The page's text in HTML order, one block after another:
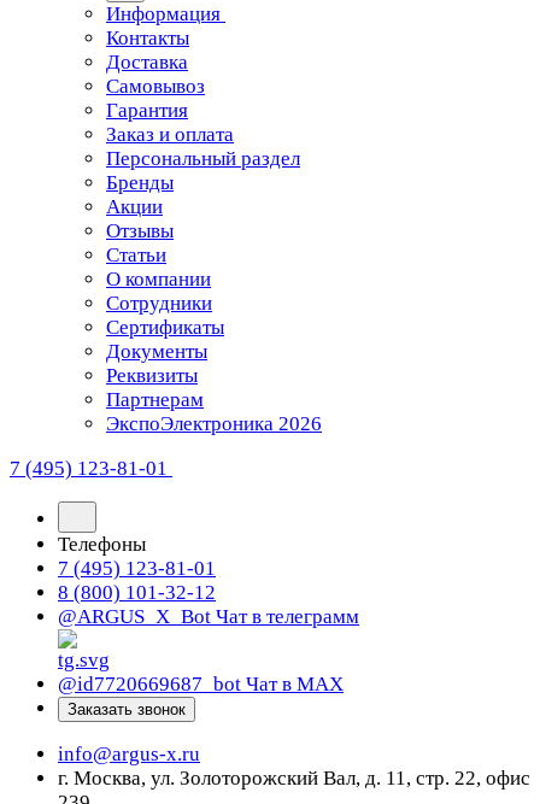
Информация
Контакты
Доставка
Самовывоз
Гарантия
Заказ и оплата
Персональный раздел
Бренды
Акции
Отзывы
Статьи
О компании
Сотрудники
Сертификаты
Документы
Реквизиты
Партнерам
ЭкспоЭлектроника 2026
7 (495) 123-81-01
Телефоны
7 (495) 123-81-01
8 (800) 101-32-12
@ARGUS_X_Bot Чат в телеграмм
@id7720669687_bot Чат в МАХ
Заказать звонок
info@argus-x.ru
г. Москва, ул. Золоторожский Вал, д. 11, стр. 22, офис